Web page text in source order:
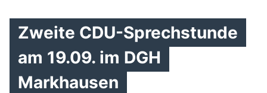
Zweite CDU-Sprechstunde
am 19.09. im DGH
Markhausen